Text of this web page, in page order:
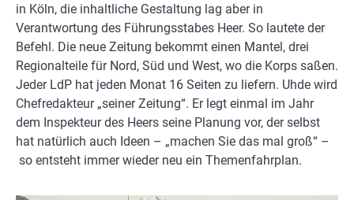
in Köln, die inhaltliche Gestaltung lag aber in
Verantwortung des Führungsstabes Heer. So lautete der
Befehl. Die neue Zeitung bekommt einen Mantel, drei
Regionalteile für Nord, Süd und West, wo die Korps saßen.
Jeder LdP hat jeden Monat 16 Seiten zu liefern. Uhde wird
Chefredakteur „seiner Zeitung“. Er legt einmal im Jahr
dem Inspekteur des Heers seine Planung vor, der selbst
hat natürlich auch Ideen – „machen Sie das mal groß“ –
so entsteht immer wieder neu ein Themenfahrplan.